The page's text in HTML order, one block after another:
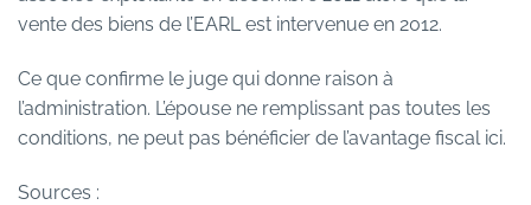
vente des biens de l’EARL est intervenue en 2012.
Ce que confirme le juge qui donne raison à
l’administration. L’épouse ne remplissant pas toutes les
conditions, ne peut pas bénéficier de l’avantage fiscal ici.
Sources :